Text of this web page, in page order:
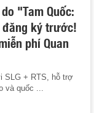
"Tam Quốc:
đăng ký trước!
phí Quan
SLG + RTS, hỗ trợ
và quốc ...